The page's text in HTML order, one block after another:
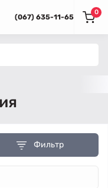
(067) 635-11-65
0
Фильтр